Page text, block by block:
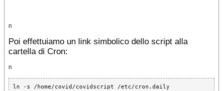
n
Poi effettuiamo un link simbolico dello script alla
cartella di Cron:
n
ln -s /home/covid/covidscript /etc/cron.daily